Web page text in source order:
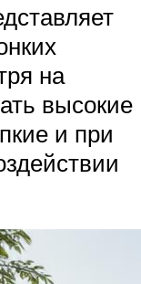
на
высокие
и при